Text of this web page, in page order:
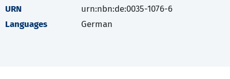
URN
urn:nbn:de:0035-1076-6
Languages
German